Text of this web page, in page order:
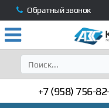
Обратный звонок
+7 (958) 756-